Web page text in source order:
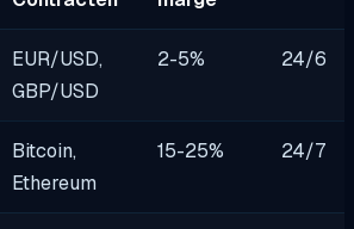
EUR/USD,
GBP/USD
2-5% 24/6
Bitcoin,
Ethereum
15-25% 24/7